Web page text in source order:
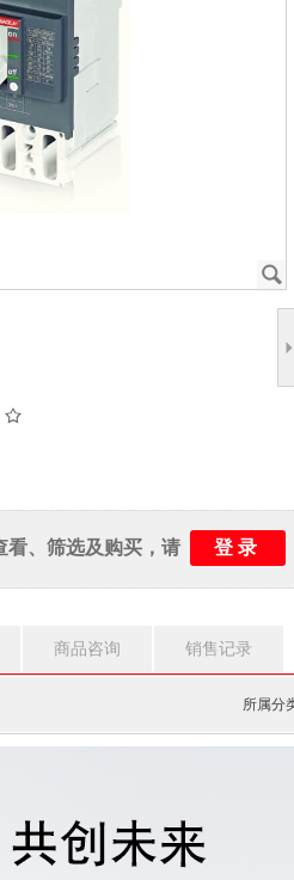
J
/
看、筛选及购买，请 登录
商品咨询 销售记录
所属分